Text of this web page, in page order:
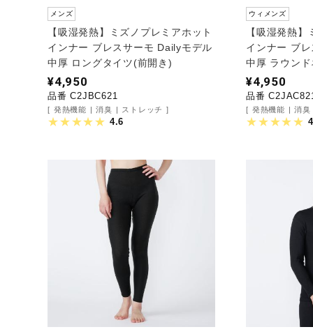
メンズ
【吸湿発熱】ミズノプレミアホット
インナー ブレスサーモ Dailyモデル
中厚 ロングタイツ(前開き)
¥4,950
品番 C2JBC621
発熱機能 消臭 ストレッチ
4.6
ウィメンズ
【吸湿発熱
インナー ブ
中厚 ラウン
¥4,950
品番 C2JAC821
発熱機能 消臭